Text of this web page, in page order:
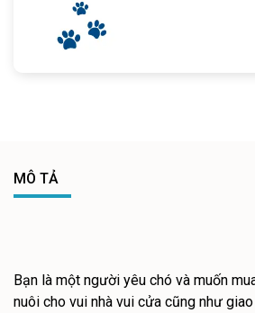
MÔ TẢ
Bạn là một người yêu chó và muốn
nuôi cho vui nhà vui cửa cũng như